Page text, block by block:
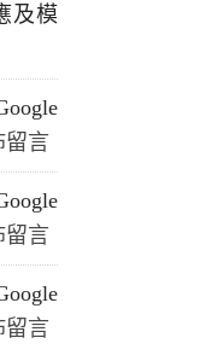
及模
留言
留言
留言